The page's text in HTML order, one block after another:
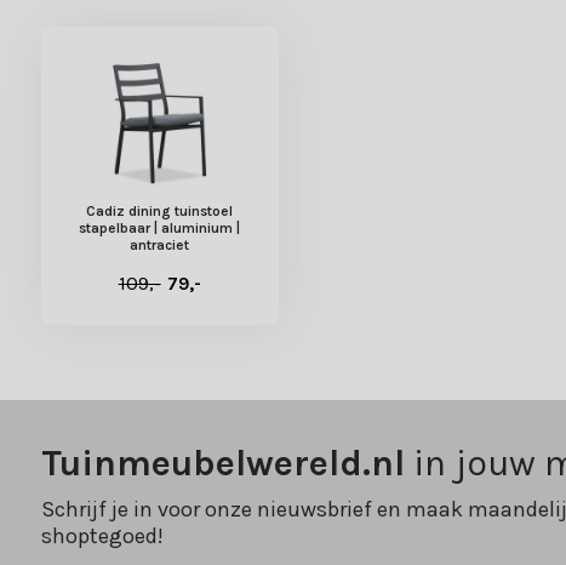
Cadiz dining tuinstoel
stapelbaar | aluminium |
antraciet
109,- 79,-
Tuinmeubelwereld.nl in jouw
Schrijf je in voor onze nieuwsbrief en maak
shoptegoed!